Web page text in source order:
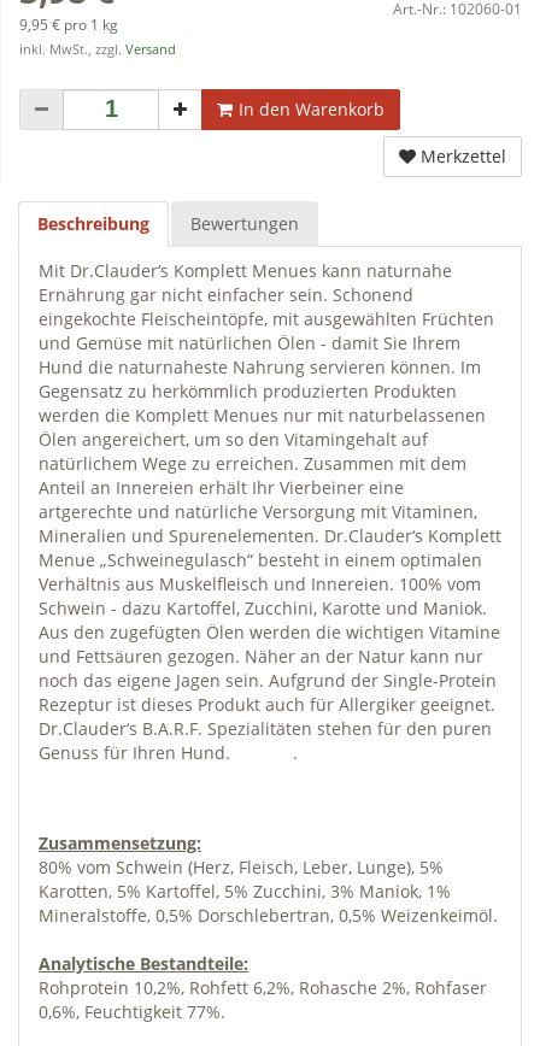
9,95 € pro 1 kg
inkl. MwSt., zzgl. Versand
Art.-Nr.: 102060-01
In den Warenkorb
Merkzettel
Beschreibung Bewertungen
Mit Dr.Clauder‘s Komplett Menues kann naturnahe
Ernährung gar nicht einfacher sein. Schonend
eingekochte Fleischeintöpfe, mit ausgewählten Früchten
und Gemüse mit natürlichen Ölen - damit Sie Ihrem
Hund die naturnaheste Nahrung servieren können. Im
Gegensatz zu herkömmlich produzierten Produkten
werden die Komplett Menues nur mit naturbelassenen
Ölen angereichert, um so den Vitamingehalt auf
natürlichem Wege zu erreichen. Zusammen mit dem
Anteil an Innereien erhält Ihr Vierbeiner eine
artgerechte und natürliche Versorgung mit Vitaminen,
Mineralien und Spurenelementen. Dr.Clauder‘s Komplett
Menue „Schweinegulasch“ besteht in einem optimalen
Verhältnis aus Muskelfleisch und Innereien. 100% vom
Schwein - dazu Kartoffel, Zucchini, Karotte und Maniok.
Aus den zugefügten Ölen werden die wichtigen Vitamine
und Fettsäuren gezogen. Näher an der Natur kann nur
noch das eigene Jagen sein. Aufgrund der Single-Protein
Rezeptur ist dieses Produkt auch für Allergiker geeignet.
Dr.Clauder‘s B.A.R.F. Spezialitäten stehen für den puren
Genuss für Ihren Hund. .
Zusammensetzung:
80% vom Schwein (Herz, Fleisch, Leber, Lunge), 5%
Karotten, 5% Kartoffel, 5% Zucchini, 3% Maniok, 1%
Mineralstoffe, 0,5% Dorschlebertran, 0,5% Weizenkeimöl.
Analytische Bestandteile:
Rohprotein 10,2%, Rohfett 6,2%, Rohasche 2%, Rohfaser
0,6%, Feuchtigkeit 77%.